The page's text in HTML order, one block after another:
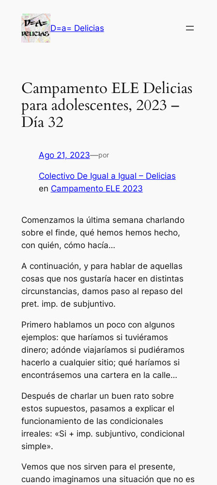
contenido
D=a= Delicias
Campamento ELE Delicias
para adolescentes, 2023 –
Día 32
Ago 21, 2023—por
Colectivo De Igual a Igual – Delicias
en Campamento ELE 2023
Comenzamos la última semana charlando
sobre el finde, qué hemos hemos hecho,
con quién, cómo hacía…
A continuación, y para hablar de aquellas
cosas que nos gustaría hacer en distintas
circunstancias, damos paso al repaso del
pret. imp. de subjuntivo.
Primero hablamos un poco con algunos
ejemplos: que haríamos si tuviéramos
dinero; adónde viajaríamos si pudiéramos
hacerlo a cualquier sitio; qué haríamos si
encontrásemos una cartera en la calle…
Después de charlar un buen rato sobre
estos supuestos, pasamos a explicar el
funcionamiento de las condicionales
irreales: «Si + imp. subjuntivo, condicional
simple».
Vemos que nos sirven para el presente,
cuando imaginamos una situación que no es